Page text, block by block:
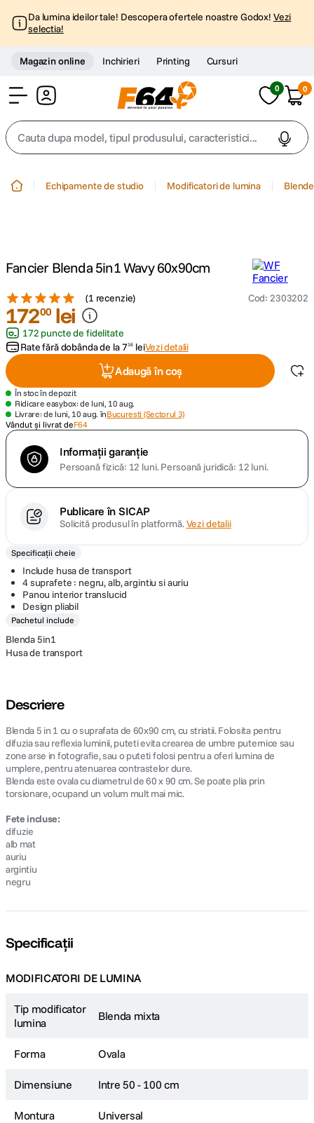
Da lumina ideilor tale! Descopera ofertele noastre Godox! Vezi
selectia!
Magazin online Inchirieri Printing Cursuri
0 0
Cauta dupa model, tipul produsului, caracteristici...
trepied telefon
4. peak design
5. lavaliera
canon sx740 hs
7. card memorie
8. sony fx
10. dji osmo pocket 4
Echipamente de studio Modificatori de lumina
Fancier Blenda 5in1 Wavy 60x90cm
(1 recenzie) Cod: 2303202
17200 lei
172 puncte de fidelitate
Rate fără dobânda de la716 leiVezi detalii
Adaugă în coș
În stoc în depozit
Ridicare easybox: de luni, 10 aug.
Livrare: de luni, 10 aug. înBucuresti (Sectorul 3)
Vândut și livrat deF64
Informații garanție
Persoană fizică: 12 luni.Persoană juridică: 12 luni.
Publicare în SICAP
Solicită produsul în platformă.Vezi detalii
Specificații cheie
Include husa de transport
4 suprafete : negru, alb, argintiu si auriu
Panou interior translucid
Design pliabil
Pachetul include
Blenda 5in1
Husa de transport
Descriere
Blenda 5 in 1 cu o suprafata de 60x90 cm, cu striatii. Folosita pentru
difuzia sau reflexia luminii, puteti evita crearea de umbre puternice sau
zone arse in fotografie, sau o puteti folosi pentru a oferi lumina de
umplere, pentru atenuarea contrastelor dure.
Blenda este ovala cu diametrul de 60 x 90 cm. Se poate plia prin
torsionare, ocupand un volum mult mai mic.
Fete incluse:
difuzie
alb mat
auriu
argintiu
negru
Specificații
MODIFICATORI DE LUMINA
Tip modificator
lumina
Blenda mixta
Forma Ovala
Dimensiune Intre 50 - 100 cm
Montura Universal